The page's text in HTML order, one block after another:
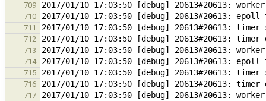
709
710
711
712
713
714
715
716
717